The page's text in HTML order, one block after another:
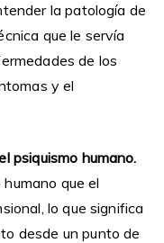
la patología de
que le servía
de los
y el
psiquismo humano.
que el
lo que significa
desde un punto de